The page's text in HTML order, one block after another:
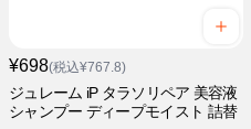
¥698(税込¥767.8)
ジュレーム iP タラソリペア 美容液
シャンプー ディープモイスト 詰替